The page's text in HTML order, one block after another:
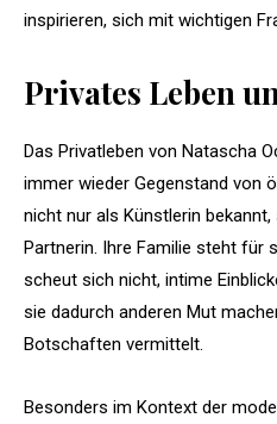
inspirieren, sich mit wichtigen
Privates Leben
Das Privatleben von Natascha
immer wieder Gegenstand von
nicht nur als Künstlerin
Partnerin. Ihre Familie steht für
scheut sich nicht, intime
sie dadurch anderen Mut
Botschaften vermittelt.
Besonders im Kontext der